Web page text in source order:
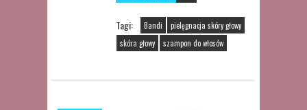
Tagi: Bandi
pielęgnacja skóry głowy
skóra głowy
szampon do włosów